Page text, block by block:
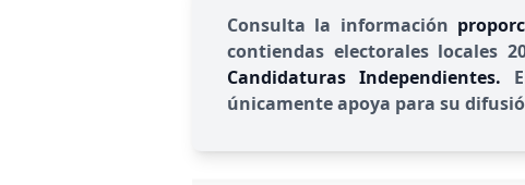
Consulta la información
contiendas electorales locales
Candidaturas Independientes.
únicamente apoya para su